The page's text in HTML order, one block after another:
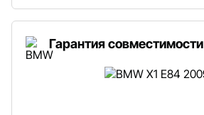
Гарантия совместимости